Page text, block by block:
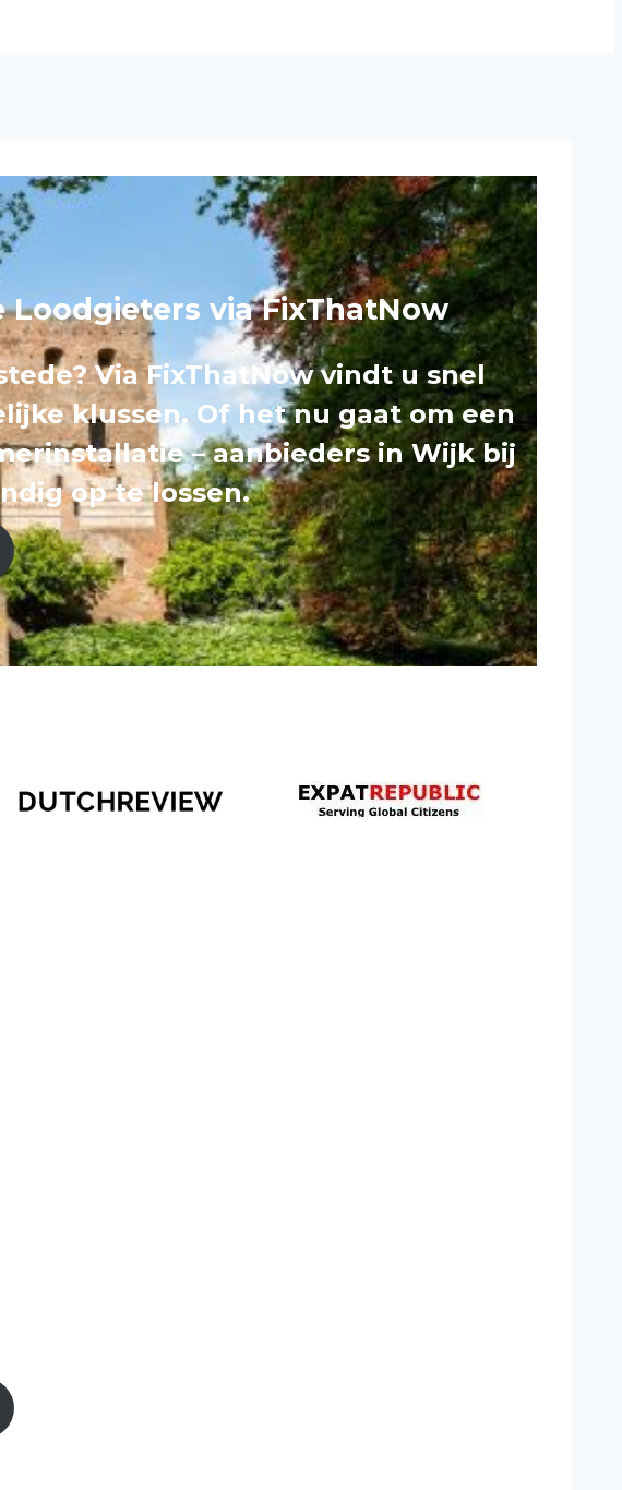
via FixThatNow
Via FixThatNow vindt u snel
klussen. Of het nu gaat om een
– aanbieders in Wijk bij
op te lossen.